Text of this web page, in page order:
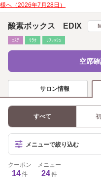
様へ（2026年7月28日）
酸素ボックス EDIX
ｴｽﾃ ﾘﾗｸ ﾘﾌﾚｯｼｭ
空席
サロン情報
すべて
メニューで絞り込む
クーポン
14件
メニュー
24件